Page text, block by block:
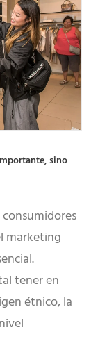
sino
marketing
tener en
étnico, la